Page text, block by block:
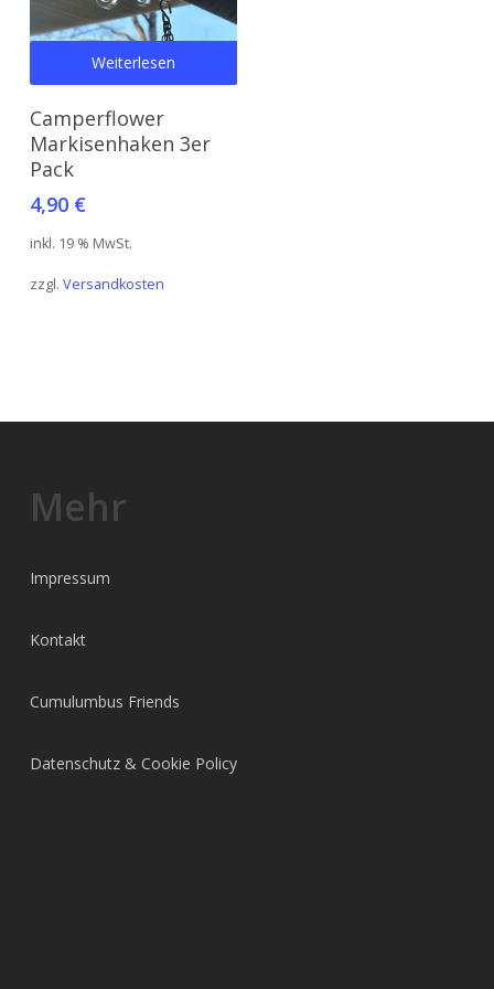
Weiterlesen
Camperflower
Markisenhaken 3er
Pack
4,90 €
inkl. 19 % MwSt.
zzgl. Versandkosten
Mehr
Impressum
Kontakt
Cumulumbus Friends
Datenschutz & Cookie Policy